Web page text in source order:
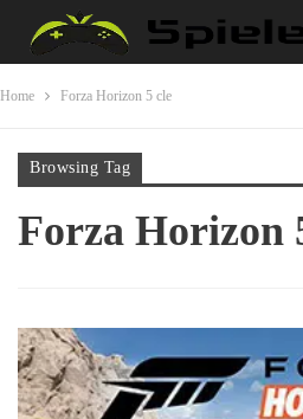
Home Forza Horizon 5 cle
Browsing Tag
Forza Horizon